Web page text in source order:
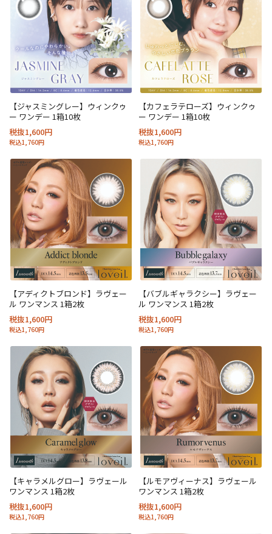
【ジャスミングレー】ウィンクゥ
ー ワンデー 1箱10枚
税抜1,600円
税込1,760円
【カフェラテローズ】ウィンクゥ
ー ワンデー 1箱10枚
税抜1,600円
税込1,760円
【アディクトブロンド】ラヴェー
ル ワンマンス 1箱2枚
税抜1,600円
税込1,760円
【バブルギャラクシー】ラヴェー
ル ワンマンス 1箱2枚
税抜1,600円
税込1,760円
【キャラメルグロー】ラヴェール
ワンマンス 1箱2枚
税抜1,600円
税込1,760円
【ルモアヴィーナス】ラヴェール
ワンマンス 1箱2枚
税抜1,600円
税込1,760円